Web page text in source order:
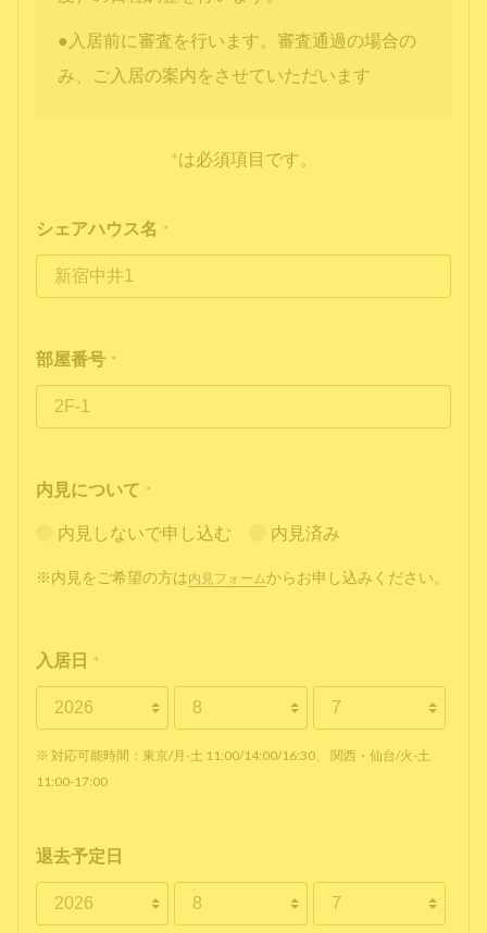
●入居前に審査を行います。審査通過の場合の
み、ご入居の案内をさせていただいます
*は必須項目です。
シェアハウス名 *
部屋番号 *
内見について *
内見しないで申し込む 内見済み
※内見をご希望の方は 内見フォームからお申し込みください。
入居日 *
※ 対応可能時間：東京/月-土 11:00/14:00/16:30、 関西・仙台/火-土
11:00-17:00
退去予定日